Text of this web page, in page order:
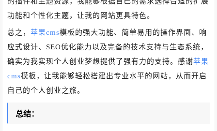
功能和个性化主题，让我的网站更具特色。
总之，苹果cms模板的强大功能、简单易用的操作界面、响
应式设计、SEO优化能力以及完备的技术支持与生态系统，
确实为我实现个人创业梦想提供了强有力的支持。感谢苹果
cms模板，让我能够轻松搭建出专业水平的网站，从而开启
自己的个人创业之旅。
总结：